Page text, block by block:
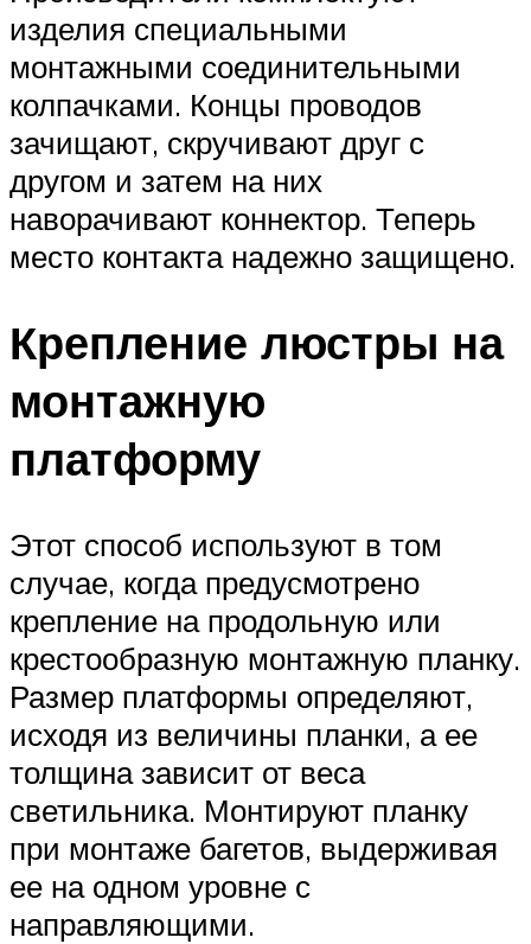
изделия специальными
монтажными соединительными
колпачками. Концы проводов
зачищают, скручивают друг с
другом и затем на них
наворачивают коннектор. Теперь
место контакта надежно защищено.
Крепление люстры на
монтажную
платформу
Этот способ используют в том
случае, когда предусмотрено
крепление на продольную или
крестообразную монтажную планку.
Размер платформы определяют,
исходя из величины планки, а ее
толщина зависит от веса
светильника. Монтируют планку
при монтаже багетов, выдерживая
ее на одном уровне с
направляющими.